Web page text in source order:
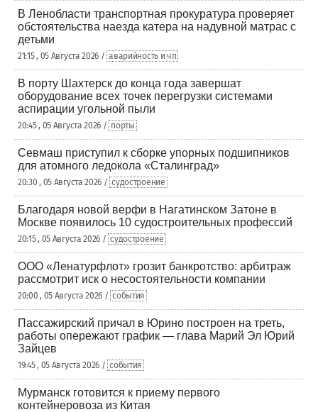
В Ленобласти транспортная прокуратура проверяет
обстоятельства наезда катера на надувной матрас с
детьми
21:15 , 05 Августа 2026 / аварийность и чп
В порту Шахтерск до конца года завершат
оборудование всех точек перегрузки системами
аспирации угольной пыли
20:45 , 05 Августа 2026 / порты
Севмаш приступил к сборке упорных подшипников
для атомного ледокола «Сталинград»
20:30 , 05 Августа 2026 / судостроение
Благодаря новой верфи в Нагатинском Затоне в
Москве появилось 10 судостроительных профессий
20:15 , 05 Августа 2026 / судостроение
ООО «Ленатурфлот» грозит банкротство: арбитраж
рассмотрит иск о несостоятельности компании
20:00 , 05 Августа 2026 / события
Пассажирский причал в Юрино построен на треть,
работы опережают график — глава Марий Эл Юрий
Зайцев
19:45 , 05 Августа 2026 / события
Мурманск готовится к приему первого
контейнеровоза из Китая